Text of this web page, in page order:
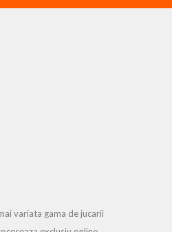
variata gama de jucarii